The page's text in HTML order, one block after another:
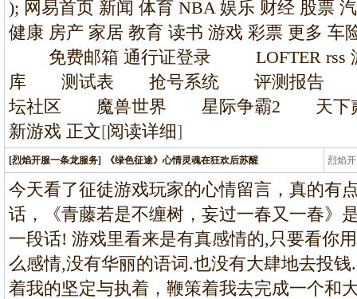
条
); 网易首页 新闻 体育 NBA 娱乐 财经 股票
健康 房产 家居 教育 读书 游戏 彩票 更多 车
免费邮箱 通行证登录 LOFTER
库 测试表 抢号系统 评测报告
坛社区 魔兽世界 星际争霸2 天下
新游戏 正文[阅读详细]
[烈焰开服一条龙服务] 《绿色征途》心情灵魂在狂欢后苏醒 烈焰
龙
今天看了征徒游戏玩家的心情留言，真的有
话，《青藤若是不缠树，妄过一春又一春》
一段话! 游戏里看来是有真感情的,只要看你
么感情,没有华丽的语词.也没有大肆地去投
着我的坚定与执着，鞭策着我去完成一个和